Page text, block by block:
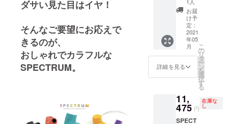
ダサい見た目はイヤ！
そんなご要望にお応えで
きるのが、
おしゃれでカラフルな
SPECTRUM。
ておりま
私たちは、
誰でも簡単
に回復、刺
激、スト
化を生活に
取り入れら
れる製品の
落下防
止用ハ
ンドス
トラッ
プ 1個
ユー
ザーマ
ニュア
らお選
びいた
だけま
引価格
21,450
(35%OF
F)＋配
送料750
円 →
キャン
ペーン
価格
円 ▼下
記を2
セット
SPECT
お届
け予
定：
2021
年05
月
詳細を見る
こ
の
リ
タ
ー
ン
を
選
択
す
る
11,
475 円
在庫な
し
SPECT